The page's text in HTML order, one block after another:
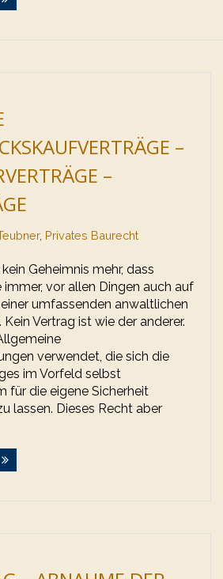
–
–
, Privates Baurecht
Geheimnis mehr, dass
vor allen Dingen auch auf
umfassenden anwaltlichen
Vertrag ist wie der anderer.
verwendet, die sich die
im Vorfeld selbst
für die eigene Sicherheit
lassen. Dieses Recht aber